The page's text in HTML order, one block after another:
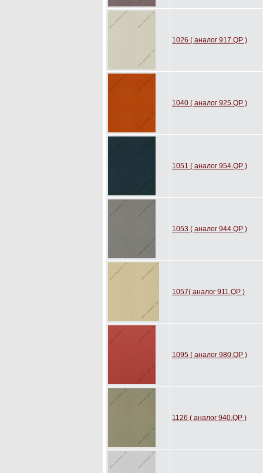
1026 ( аналог 917.QP )
1040 ( аналог 925.QP )
1051 ( аналог 954.QP )
1053 ( аналог 944.QP )
1057( аналог 911.QP )
1095 ( аналог 980.QP )
1126 ( аналог 940.QP )